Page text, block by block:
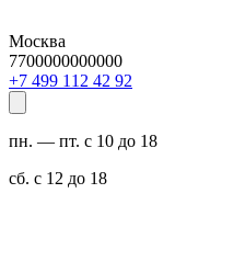
Москва
7700000000000
29 24 211 994 7+
пн. — пт. с 10 до 18
сб. с 12 до 18